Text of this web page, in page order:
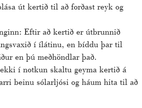
út kertið til að forðast reyk og
Eftir að kertið er útbrunnið
í ílátinu, en bíddu þar til
en þú meðhöndlar það.
í notkun skaltu geyma kertið á
beinu sólarljósi og háum hita til að